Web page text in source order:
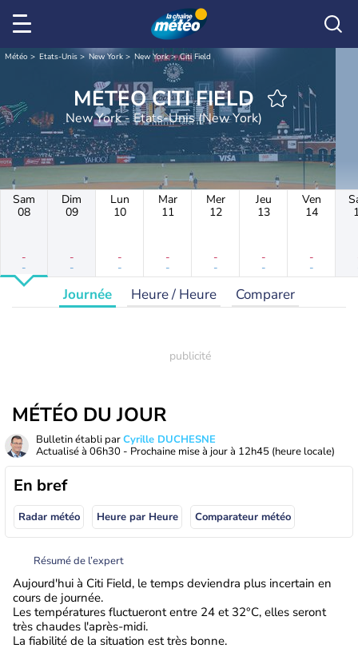
Météo Etats-Unis New York New York Citi Field
METEO CITI FIELD
New York - Etats-Unis (New York)
Sam
08
-
-
Dim
09
-
-
Lun
10
-
-
Mar
11
-
-
Mer
12
-
-
Jeu
13
-
-
Ven
14
-
-
Journée Heure / Heure Comparer
MÉTÉO DU JOUR
Bulletin établi parCyrille DUCHESNE
Actualisé à 06h30 - Prochaine mise à jour à 12h45 (heure locale)
En bref
Radar météo Heure par Heure Comparateur météo
Résumé de l’expert
Aujourd'hui à Citi Field, le temps deviendra plus incertain en
cours de journée.
Les températures fluctueront entre 24 et 32°C, elles seront
très chaudes l'après-midi.
La fiabilité de la situation est très bonne.